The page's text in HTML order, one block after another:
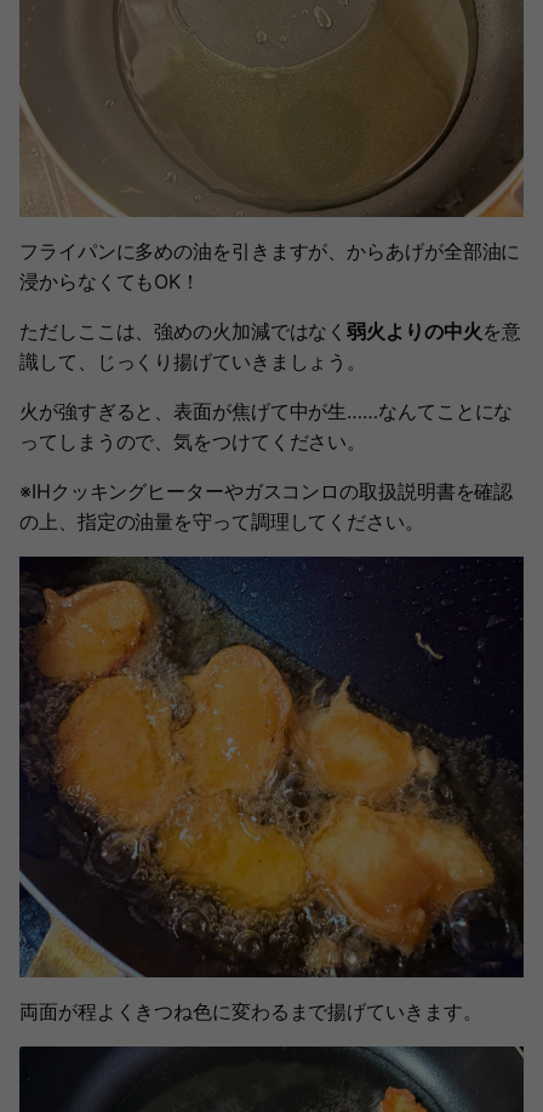
フライパンに多めの油を引きますが、からあげが全部油に
浸からなくてもOK！
ただしここは、強めの火加減ではなく弱火よりの中火 を意
識して、じっくり揚げていきましょう。
火が強すぎると、表面が焦げて中が生……なんてことにな
ってしまうので、気をつけてください。
※IHクッキングヒーターやガスコンロの取扱説明書を確認
の上、指定の油量を守って調理してください。
両面が程よくきつね色に変わるまで揚げていきます。